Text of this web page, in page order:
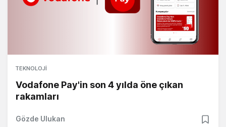
TEKNOLOJI
Vodafone Pay'in son 4 yılda öne çıkan
rakamları
Gözde Ulukan